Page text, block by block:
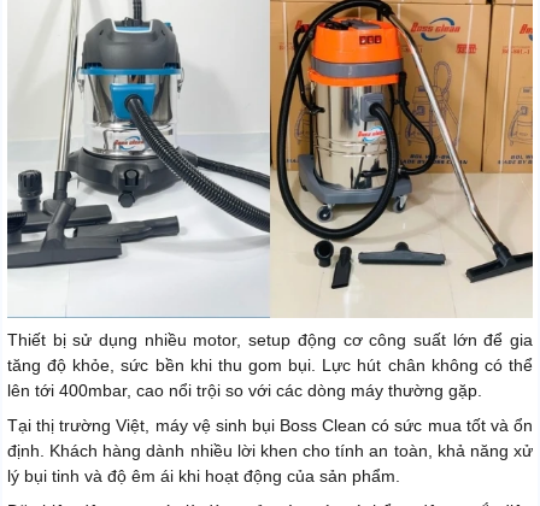
Thiết bị sử dụng nhiều motor, setup động cơ công suất lớn để gia
tăng độ khỏe, sức bền khi thu gom bụi. Lực hút chân không có thể
lên tới 400mbar, cao nổi trội so với các dòng máy thường gặp.
Tại thị trường Việt, máy vệ sinh bụi Boss Clean có sức mua tốt và ổn
định. Khách hàng dành nhiều lời khen cho tính an toàn, khả năng xử
lý bụi tinh và độ êm ái khi hoạt động của sản phẩm.